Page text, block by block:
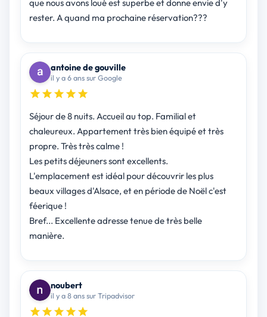
que nous avons loué est superbe et donne envie d'y
rester. A quand ma prochaine réservation???
antoine de gouville
il y a 6 ans sur Google
Séjour de 8 nuits. Accueil au top. Familial et
chaleureux. Appartement très bien équipé et très
propre. Très très calme !
Les petits déjeuners sont excellents.
L'emplacement est idéal pour découvrir les plus
beaux villages d'Alsace, et en période de Noël c'est
féerique !
Bref... Excellente adresse tenue de très belle
manière.
noubert
il y a 8 ans sur Tripadvisor